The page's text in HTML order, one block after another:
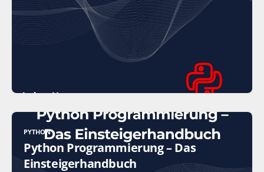
PYTHON
Python Programmierung – Das
Einsteigerhandbuch